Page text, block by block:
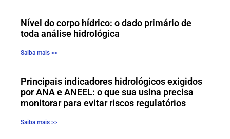
Nível do corpo hídrico: o dado primário de
toda análise hidrológica
Saiba mais >>
Principais indicadores hidrológicos exigidos
por ANA e ANEEL: o que sua usina precisa
monitorar para evitar riscos regulatórios
Saiba mais >>